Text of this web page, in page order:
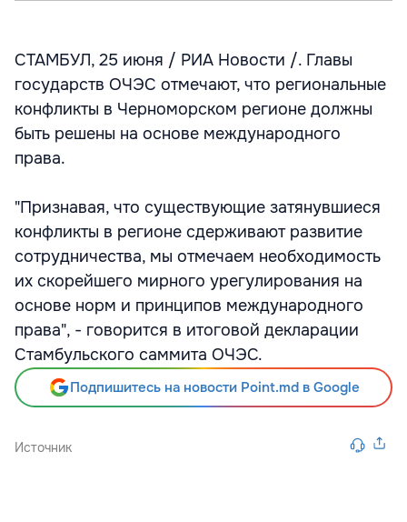
СТАМБУЛ, 25 июня / РИА Новости /. Главы
государств ОЧЭС отмечают, что региональные
конфликты в Черноморском регионе должны
быть решены на основе международного
права.
"Признавая, что существующие затянувшиеся
конфликты в регионе сдерживают развитие
сотрудничества, мы отмечаем необходимость
их скорейшего мирного урегулирования на
основе норм и принципов международного
права", - говорится в итоговой декларации
Стамбульского саммита ОЧЭС.
Подпишитесь на новости Point.md в Google
Источник